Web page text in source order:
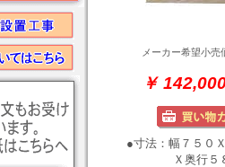
メーカー希望小売
￥
●寸法：幅７５０
Ｘ奥行５８